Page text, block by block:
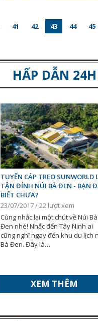
41 42 43 44 45
HẤP DẪN 24H
TUYẾN CÁP TREO SUNWORLD
TẬN ĐỈNH NÚI BÀ ĐEN - BẠN
BIẾT CHƯA?
23/07/2017 / 22 lượt xem
Cùng nhắc lại một chút về Núi Bà
Đen nhé! Nhắc đến Tây Ninh ai
cũng nghĩ ngay đến khu du lịch
Bà Đen. Đây là…
XEM THÊM